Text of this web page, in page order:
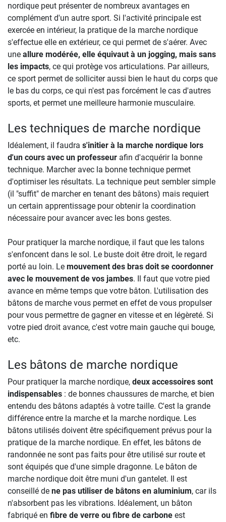
nordique peut présenter de nombreux avantages en
complément d'un autre sport. Si l'activité principale est
exercée en intérieur, la pratique de la marche nordique
s'effectue elle en extérieur, ce qui permet de s'aérer. Avec
une allure modérée, elle équivaut à un jogging, mais sans
les impacts, ce qui protège vos articulations. Par ailleurs,
ce sport permet de solliciter aussi bien le haut du corps que
le bas du corps, ce qui n'est pas forcément le cas d'autres
sports, et permet une meilleure harmonie musculaire.
Les techniques de marche nordique
Idéalement, il faudra s'initier à la marche nordique lors
d'un cours avec un professeur afin d'acquérir la bonne
technique. Marcher avec la bonne technique permet
d'optimiser les résultats. La technique peut sembler simple
(il "suffit" de marcher en tenant des bâtons) mais requiert
un certain apprentissage pour obtenir la coordination
nécessaire pour avancer avec les bons gestes.
Pour pratiquer la marche nordique, il faut que les talons
s'enfoncent dans le sol. Le buste doit être droit, le regard
porté au loin. Le mouvement des bras doit se coordonner
avec le mouvement de vos jambes. Il faut que votre pied
avance en même temps que votre bâton. L'utilisation des
bâtons de marche vous permet en effet de vous propulser
pour vous permettre de gagner en vitesse et en légèreté. Si
votre pied droit avance, c'est votre main gauche qui bouge,
etc.
Les bâtons de marche nordique
Pour pratiquer la marche nordique, deux accessoires sont
indispensables : de bonnes chaussures de marche, et bien
entendu des bâtons adaptés à votre taille. C'est la grande
différence entre la marche et la marche nordique. Les
bâtons utilisés doivent être spécifiquement prévus pour la
pratique de la marche nordique. En effet, les bâtons de
randonnée ne sont pas faits pour être utilisé sur route et
sont équipés que d'une simple dragonne. Le bâton de
marche nordique doit être muni d'un gantelet. Il est
conseillé de ne pas utiliser de bâtons en aluminium, car ils
n'absorbent pas les vibrations. Idéalement, un bâton
fabriqué en fibre de verre ou fibre de carbone est